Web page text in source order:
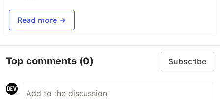
Read more →
Top comments (0) Subscribe